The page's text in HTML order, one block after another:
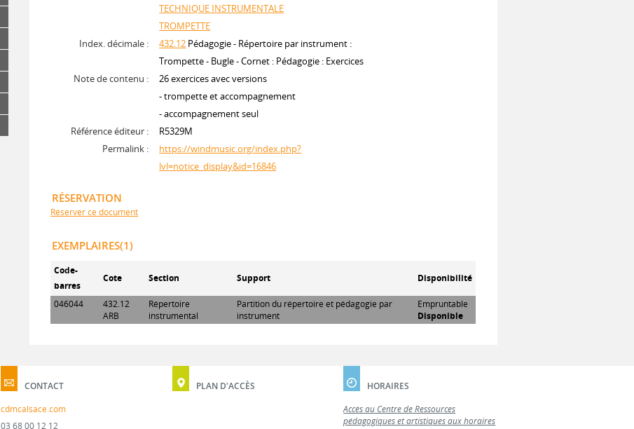
TECHNIQUE INSTRUMENTALE
TROMPETTE
Index. décimale :
432.12 Pédagogie - Répertoire par instrument :
Trompette - Bugle - Cornet : Pédagogie : Exercices
Note de contenu :
26 exercices avec versions
- trompette et accompagnement
- accompagnement seul
Référence éditeur :
R5329M
Permalink :
https://windmusic.org/index.php?
lvl=notice_display&id=16846
RÉSERVATION
Réserver ce document
EXEMPLAIRES(1)
Code-
barres
Cote Section Support Disponibilité
046044
432.12
ARB
Répertoire
instrumental
Partition du répertoire et pédagogie par
instrument
Empruntable
Disponible
CONTACT
cdmcalsace.com
03 68 00 12 12
PLAN D'ACCÈS
HORAIRES
Accès au Centre de Ressources
pédagogiques et artistiques aux horaires